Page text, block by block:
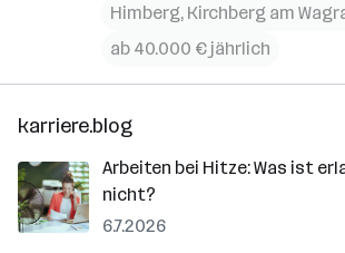
Himberg, Kirchberg am
ab 40.000 € jährlich
karriere.blog
Arbeiten bei Hitze: Was ist
nicht?
6.7.2026